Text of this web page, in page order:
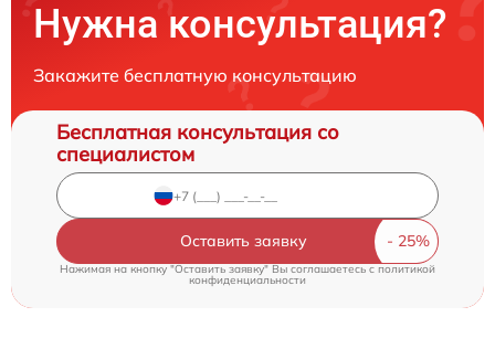
Нужна консультация?
Закажите бесплатную консультацию
Бесплатная консультация со
специалистом
Оставить заявку
Нажимая на кнопку "Оставить заявку" Вы соглашаетесь c политикой
конфиденциальности